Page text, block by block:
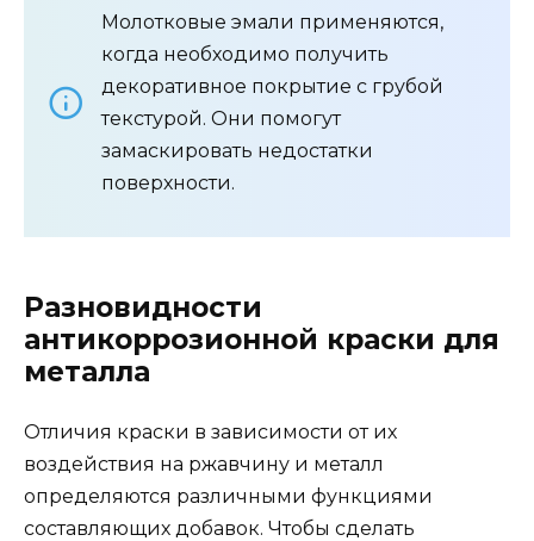
Молотковые эмали применяются,
когда необходимо получить
декоративное покрытие с грубой
текстурой. Они помогут
замаскировать недостатки
поверхности.
Разновидности
антикоррозионной краски для
металла
Отличия краски в зависимости от их
воздействия на ржавчину и металл
определяются различными функциями
составляющих добавок. Чтобы сделать